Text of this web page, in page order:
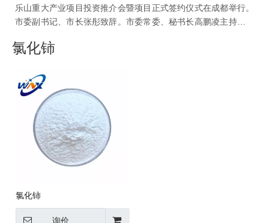
乐山重大产业项目投资推介会暨项目正式签约仪式在成都举行。
市委副书记、市长张彤致辞。市委常委、秘书长高鹏凌主持推介
仪式并代表沙湾区人民政府与四川沃耐稀新材料科技公司签订
个重大项目，协议金额331.07亿元。
氯化铈
氯化铈
询价